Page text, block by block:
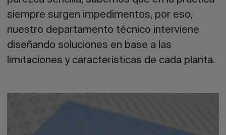
siempre surgen impedimentos, por eso,
nuestro departamento técnico interviene
diseñando soluciones en base a las
limitaciones y características de cada planta.